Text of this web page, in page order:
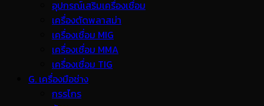
อุปกรณ์เสริมเครื่องเชื่อม
เครื่องตัดพลาสม่า
เครื่องเชื่อม MIG
เครื่องเชื่อม MMA
เครื่องเชื่อม TIG
G. เครื่องมือช่าง
กรรไกร